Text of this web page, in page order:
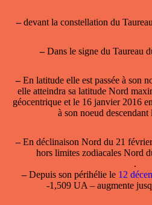
–devant la constellation du
–Dans le signe du Taureau
–En latitudeelle est passée à son
elle atteindra sa latitude Nord
géocentrique et le 16 janvier 2016
à son noeud
–En déclinaison Nord du 21
hors limites zodiacales Nord
.
–Depuis son périhélie le 12
-1,509 UA – augmente